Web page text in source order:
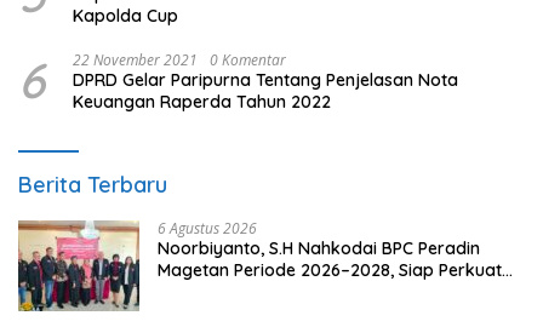
Kapolda Cup
6 22 November 2021 0 Komentar
DPRD Gelar Paripurna Tentang Penjelasan Nota
Keuangan Raperda Tahun 2022
Berita Terbaru
6 Agustus 2026
Noorbiyanto, S.H Nahkodai BPC Peradin
Magetan Periode 2026–2028, Siap Perkuat